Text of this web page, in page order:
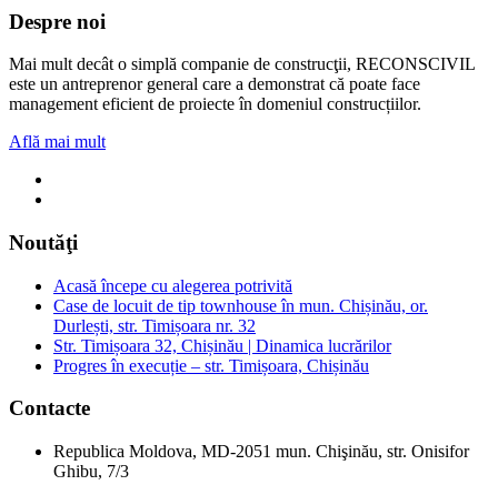
Despre noi
Mai mult decât o simplă companie de construcţii, RECONSCIVIL
este un antreprenor general care a demonstrat că poate face
management eficient de proiecte în domeniul construcțiilor.
Află mai mult
Noutăţi
Acasă începe cu alegerea potrivită
Case de locuit de tip townhouse în mun. Chișinău, or.
Durlești, str. Timișoara nr. 32
Str. Timișoara 32, Chișinău | Dinamica lucrărilor
Progres în execuție – str. Timișoara, Chișinău
Contacte
Republica Moldova, MD-2051 mun. Chişinău, str. Onisifor
Ghibu, 7/3